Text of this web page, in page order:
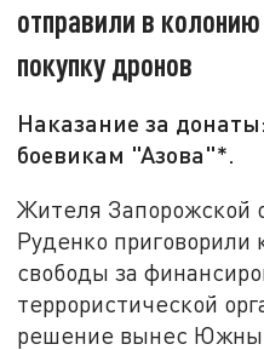
отправили в
покупку дронов
Наказание за
боевикам "Азова"*.
Жителя Запорожской
Руденко приговорили
свободы за
террористической
решение вынес